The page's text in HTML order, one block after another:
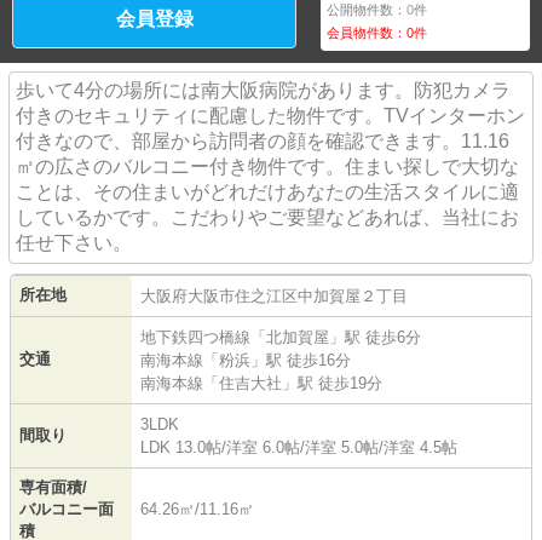
会員登録 公開物件数：0件
会員物件数：0件
歩いて4分の場所には南大阪病院があります。防犯カメラ
付きのセキュリティに配慮した物件です。TVインターホン
付きなので、部屋から訪問者の顔を確認できます。11.16
㎡の広さのバルコニー付き物件です。住まい探しで大切な
ことは、その住まいがどれだけあなたの生活スタイルに適
しているかです。こだわりやご要望などあれば、当社にお
任せ下さい。
所在地 大阪府大阪市住之江区中加賀屋 ２丁目
交通
地下鉄四つ橋線 「 北加賀屋 」駅 徒歩6分
南海本線 「 粉浜 」駅 徒歩16分
南海本線 「 住吉大社 」駅 徒歩19分
間取り
3LDK
LDK 13.0帖/洋室 6.0帖/洋室 5.0帖/洋室 4.5帖
専有面積/
バルコニー面
積
64.26㎡/11.16㎡